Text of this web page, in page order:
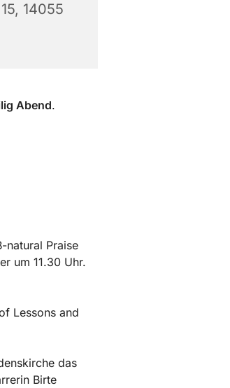
14055
Abend.
natural Praise
um 11.30 Uhr.
Lessons and
das
Birte